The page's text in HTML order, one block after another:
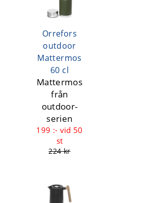
Orrefors
outdoor
Mattermos
60 cl
Mattermos
från
outdoor-
serien
199 :- vid 50
st
224 kr